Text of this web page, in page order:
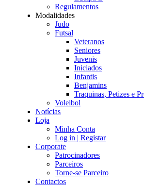
Regulamentos
Modalidades
Judo
Futsal
Veteranos
Seniores
Juvenis
Iniciados
Infantis
Benjamins
Traquinas, Petizes e
Voleibol
Notícias
Loja
Minha Conta
Log in | Registar
Corporate
Patrocinadores
Parceiros
Torne-se Parceiro
Contactos